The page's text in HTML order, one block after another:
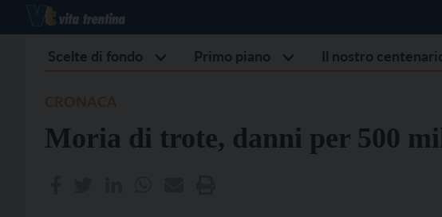
Scelte di fondo Primo piano Il nostro
Moria di trote, danni per 500